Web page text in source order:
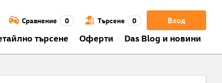
Вход
Сравнение 0 Търсене 0
търсене Оферти Das Blog и новини